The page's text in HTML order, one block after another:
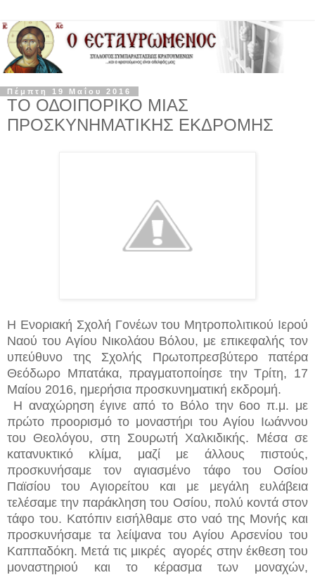
Πέμπτη 19 Μαΐου 2016
ΤΟ ΟΔΟΙΠΟΡΙΚΟ ΜΙΑΣ
ΠΡΟΣΚΥΝΗΜΑΤΙΚΗΣ ΕΚΔΡΟΜΗΣ
Η Ενοριακή Σχολή Γονέων του Μητροπολιτικού Ιερού
Ναού του Αγίου Νικολάου Βόλου, με επικεφαλής τον
υπεύθυνο της Σχολής Πρωτοπρεσβύτερο πατέρα
Θεόδωρο Μπατάκα, πραγματοποίησε την Τρίτη, 17
Μαίου 2016, ημερήσια προσκυνηματική εκδρομή.
Η αναχώρηση έγινε από το Βόλο την 6οο π.μ. με
πρώτο προορισμό το μοναστήρι του Αγίου Ιωάννου
του Θεολόγου, στη Σουρωτή Χαλκιδικής. Μέσα σε
κατανυκτικό κλίμα, μαζί με άλλους πιστούς,
προσκυνήσαμε τον αγιασμένο τάφο του Οσίου
Παϊσίου του Αγιορείτου και με μεγάλη ευλάβεια
τελέσαμε την παράκληση του Οσίου, πολύ κοντά στον
τάφο του. Κατόπιν εισήλθαμε στο ναό της Μονής και
προσκυνήσαμε τα λείψανα του Αγίου Αρσενίου του
Καππαδόκη. Μετά τις μικρές αγορές στην έκθεση του
μοναστηριού και το κέρασμα των μοναχών,